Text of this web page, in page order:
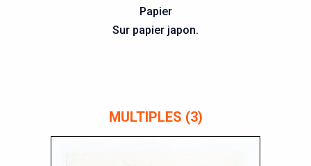
Papier
Sur papier japon.
MULTIPLES (3)